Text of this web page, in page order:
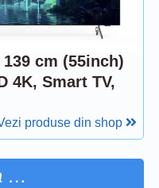
cm (55inch)
4K, Smart TV,
produse din shop
…